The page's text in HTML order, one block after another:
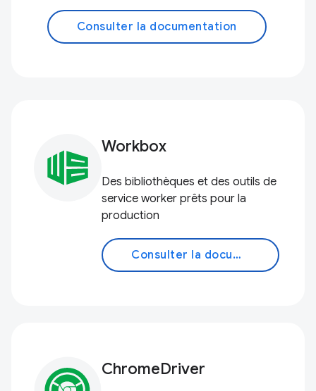
Consulter la documentation
Workbox
Des bibliothèques et des outils de
service worker prêts pour la
production
Consulter la documentation
ChromeDriver